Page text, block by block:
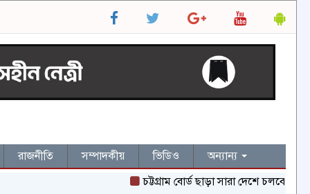
রাজনীতি সম্পাদকীয় ভিডিও
অন্যান্য
চট্টগ্রাম বোর্ড ছাড়া সারা দেশে চলবে এইচএসসি